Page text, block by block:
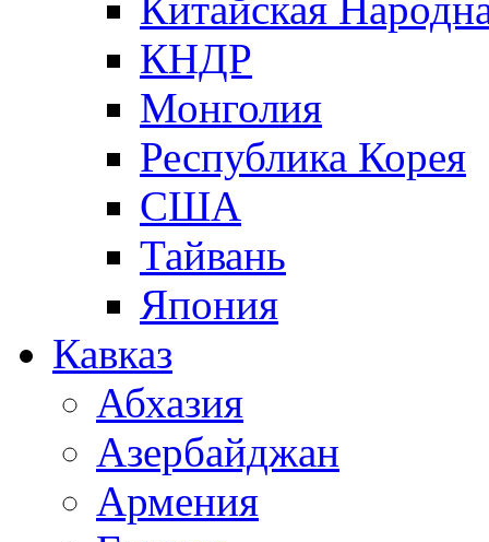
КНДР
Монголия
Республика Корея
США
Тайвань
Япония
Кавказ
Абхазия
Азербайджан
Армения